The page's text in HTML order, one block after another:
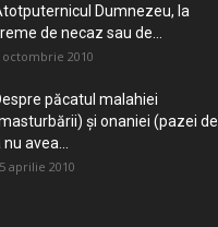
Dumnezeu, la
de necaz sau de...
octombrie 2010
păcatul malahiei
şi onaniei (pazei de
nu avea...
aprilie 2010